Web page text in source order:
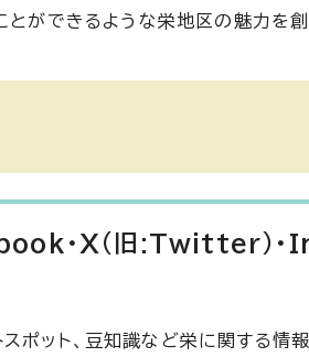
とができるような栄地区の魅力を
・X(旧:Twitter)・
スポット、豆知識など栄に関する